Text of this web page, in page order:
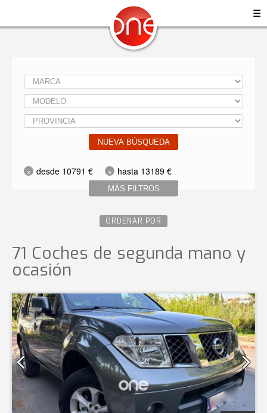
☰
NUEVA BÚSQUEDA
MÁS FILTROS
desde 10791 € hasta 13189 €
ORDENAR POR
71 Coches de segunda mano y
ocasión